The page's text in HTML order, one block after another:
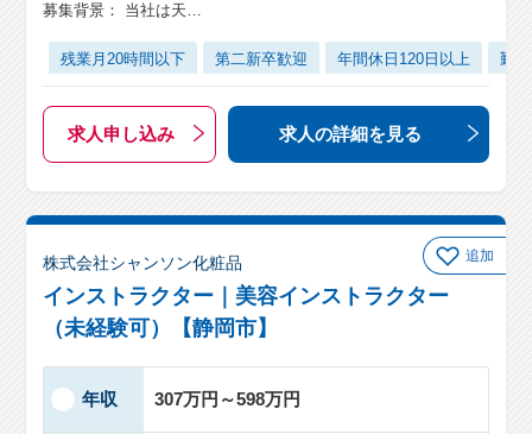
募集背景： 当社は天…
残業月20時間以下 第二新卒歓迎 年間休日120日以上 勤
求人申し込み 求人の詳細を見る
追加
株式会社シャンソン化粧品
インストラクター｜美容インストラクター
（未経験可）【静岡市】
年収 307万円～598万円